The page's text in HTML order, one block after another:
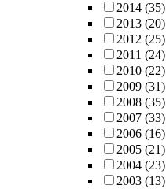
2014 (35)
2013 (20)
2012 (25)
2011 (24)
2010 (22)
2009 (31)
2008 (35)
2007 (33)
2006 (16)
2005 (21)
2004 (23)
2003 (13)